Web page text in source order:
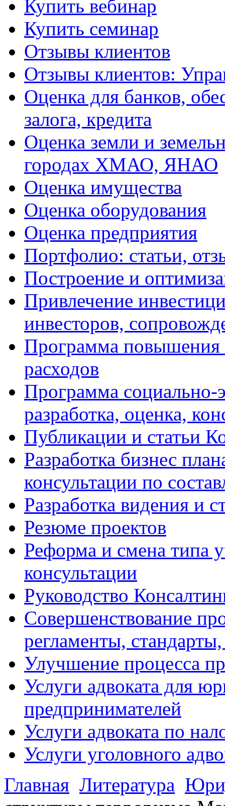
Купить вебинар
Купить семинар
Отзывы клиентов
Отзывы клиентов:
Оценка для банков,
залога, кредита
Оценка земли и
городах ХМАО, ЯНАО
Оценка имущества
Оценка оборудования
Оценка предприятия
Портфолио: статьи,
Построение и
Привлечение
инвесторов,
Программа
расходов
Программа социально-
разработка, оценка,
Публикации и статьи
Разработка бизнес
консультации по
Разработка видения и
Резюме проектов
Реформа и смена типа
консультации
Руководство
Совершенствование
регламенты,
Улучшение процесса
Услуги адвоката для
предпринимателей
Услуги адвоката по
Услуги уголовного
Главная Литература